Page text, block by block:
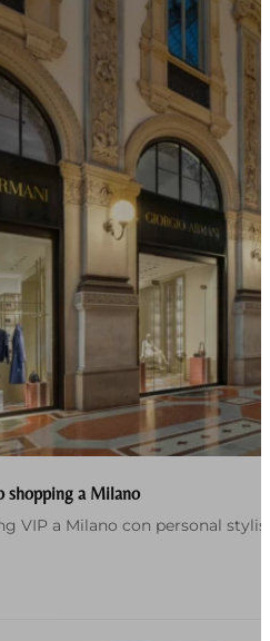
shopping a Milano
VIP a Milano con personal